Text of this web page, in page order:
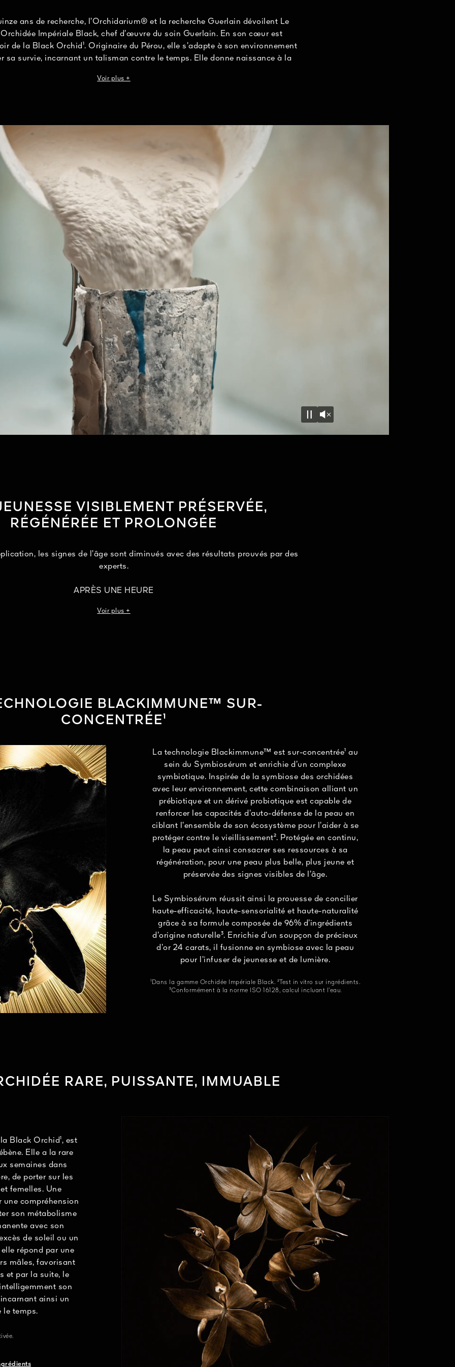
ans de recherche, l’Orchidarium® et la recherche Guerlain dévoilent Le
Impériale Black, chef d’œuvre du soin Guerlain. En son cœur est
de la Black Orchid¹. Originaire du Pérou, elle s’adapte à son environnement
sa survie, incarnant un talisman contre le temps. Elle donne naissance à la
pour aider la peau à se protéger contre le vieillissement cutané.
²Dans la gamme Orchidée Impériale Black. ³Combinaison d’un prébiotique et d’un dérivé de
Voir plus +
Pause
Unmute
VISIBLEMENT PRÉSERVÉE,
RÉGÉNÉRÉE ET PROLONGÉE
les signes de l’âge sont diminués avec des résultats prouvés par des
experts.
APRÈS UNE HEURE
femmes confirment à 95% que leur peau semble transformée⁴.
femmes. ²Test instrumental, 11 panélistes. ³Évaluation clinique par un dermatologue, 30 femmes dont
Voir plus +
BLACKIMMUNE™ SUR-
CONCENTRÉE¹
La technologie Blackimmune™ est sur-concentrée¹ au
sein du Symbiosérum et enrichie d’un complexe
symbiotique. Inspirée de la symbiose des orchidées
avec leur environnement, cette combinaison alliant un
prébiotique et un dérivé probiotique est capable de
renforcer les capacités d’auto-défense de la peau en
ciblant l’ensemble de son écosystème pour l’aider à se
protéger contre le vieillissement². Protégée en continu,
la peau peut ainsi consacrer ses ressources à sa
régénération, pour une peau plus belle, plus jeune et
préservée des signes visibles de l’âge.
Le Symbiosérum réussit ainsi la prouesse de concilier
haute-efficacité, haute-sensorialité et haute-naturalité
grâce à sa formule composée de 96% d’ingrédients
d’origine naturelle³. Enrichie d’un soupçon de précieux
d’or 24 carats, il fusionne en symbiose avec la peau
pour l’infuser de jeunesse et de lumière.
¹Dans la gamme Orchidée Impériale Black. ²Test in vitro sur ingrédients.
³Conformément à la norme ISO 16128, calcul incluant l’eau.
RARE, PUISSANTE, IMMUABLE
Black Orchid¹, est
Elle a la rare
semaines dans
de porter sur les
femelles. Une
une compréhension
son métabolisme
avec son
de soleil ou un
répond par une
mâles, favorisant
et par la suite, le
son
ainsi un
le temps.